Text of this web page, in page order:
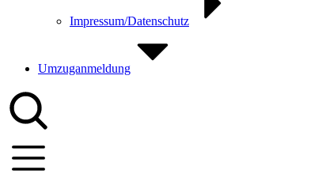
Impressum/Datenschutz
Umzuganmeldung